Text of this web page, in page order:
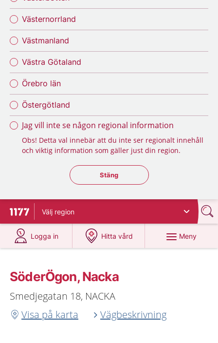
Västernorrland
Västmanland
Västra Götaland
Örebro län
Östergötland
Jag vill inte se någon regional information
Obs! Detta val innebär att du inte ser regionalt innehåll
och viktig information som gäller just din region.
Stäng regionsväljaren
Stäng
Till startsidan för 1177
Välj region
Logga in
på 1177.se
Hitta vård
på 1177.se
Meny
SöderÖgon, Nacka
Smedjegatan 18, NACKA
Visa på karta
Vägbeskrivning